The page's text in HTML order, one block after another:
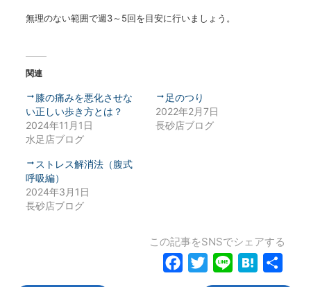
無理のない範囲で週3～5回を目安に行いましょう。
関連
膝の痛みを悪化させな
い正しい歩き方とは？
2024年11月1日
水足店ブログ
足のつり
2022年2月7日
長砂店ブログ
ストレス解消法（腹式
呼吸編）
2024年3月1日
長砂店ブログ
この記事をSNSでシェアする
FacebookTwitterLine Hatena
有